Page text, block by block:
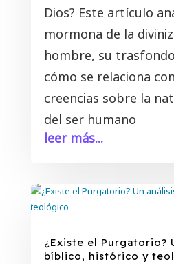
Dios? Este artículo
mormona de la
hombre, su
cómo se relaciona
creencias sobre la
del ser humano
leer más...
¿Existe el Purgatorio?
bíblico, histórico y